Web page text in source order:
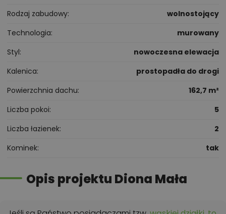
Rodzaj zabudowy
wolnostojący
Technologia
murowany
Styl
nowoczesna elewacja
Kalenica
prostopadła do drogi
Powierzchnia dachu
162,7 m²
Liczba pokoi
5
Liczba łazienek
2
Kominek
tak
Opis projektu Diona Mała